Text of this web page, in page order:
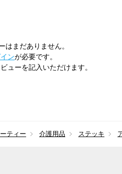
はまだありません。
ンが必要です。
ューを記入いただけます。
ティー 介護用品 ステッキ